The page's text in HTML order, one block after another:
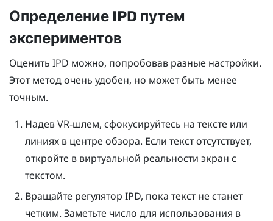
Определение IPD путем
экспериментов
Оценить IPD можно, попробовав разные настройки.
Этот метод очень удобен, но может быть менее
точным.
Надев VR-шлем, сфокусируйтесь на тексте или
линиях в центре обзора. Если текст отсутствует,
откройте в виртуальной реальности экран с
текстом.
Вращайте регулятор IPD, пока текст не станет
четким. Заметьте число для использования в